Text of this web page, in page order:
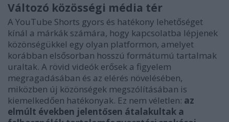
Változó közösségi média tér
A YouTube Shorts gyors és hatékony lehetőséget
kínál a márkák számára, hogy kapcsolatba lépjenek
közönségükkel egy olyan platformon, amelyet
korábban elsősorban hosszú formátumú tartalmak
uraltak. A rövid videók erősek a figyelem
megragadásában és az elérés növelésében,
miközben új közönségek megszólításában is
kiemelkedően hatékonyak. Ez nem véletlen: az
elmúlt években jelentősen átalakultak a